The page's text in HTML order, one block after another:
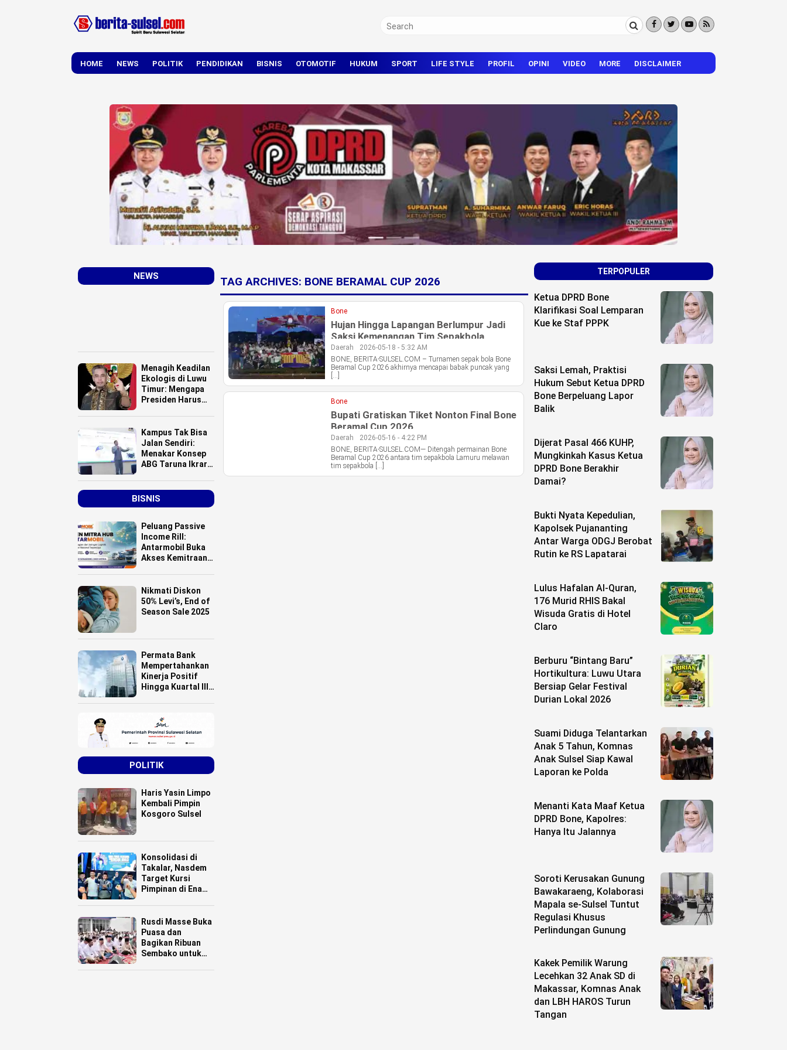
HOME NEWS POLITIK PENDIDIKAN BISNIS OTOMOTIF HUKUM SPORT LIFE STYLE PROFIL OPINI VIDEO MORE DISCLAIMER
NEWS
Menagih Keadilan
Ekologis di Luwu
Timur: Mengapa
Presiden Harus
Smelter HPAL?
Kampus Tak Bisa
Jalan Sendiri:
Menakar Konsep
ABG Taruna Ikrar
BISNIS
Peluang Passive
Income Rill:
Antarmobil Buka
Akses Kemitraan
Lahan se-
Indonesia
Nikmati Diskon
50% Levi’s, End of
Season Sale 2025
Permata Bank
Mempertahankan
Kinerja Positif
Hingga Kuartal III
POLITIK
Haris Yasin Limpo
Kembali Pimpin
Kosgoro Sulsel
Konsolidasi di
Takalar, Nasdem
Target Kursi
Pimpinan di Enam
Rusdi Masse Buka
Puasa dan
Bagikan Ribuan
Sembako untuk
TAG ARCHIVES: BONE BERAMAL CUP 2026
Bone
Hujan Hingga Lapangan Berlumpur Jadi
Saksi Kemenangan Tim Sepakbola
Palakka Bone
Daerah
2026-05-18 - 5:32 AM
BONE, BERITA-SULSEL.COM – Turnamen sepak bola Bone
Beramal Cup 2026 akhirnya mencapai babak puncak yang
[…]
Bone
Bupati Gratiskan Tiket Nonton Final Bone
Beramal Cup 2026
Daerah
2026-05-16 - 4:22 PM
BONE, BERITA-SULSEL.COM— Ditengah permainan Bone
Beramal Cup 2026 antara tim sepakbola Lamuru melawan
tim sepakbola […]
TERPOPULER
Ketua DPRD Bone
Klarifikasi Soal Lemparan
Kue ke Staf PPPK
Saksi Lemah, Praktisi
Hukum Sebut Ketua DPRD
Bone Berpeluang Lapor
Balik
Dijerat Pasal 466 KUHP,
Mungkinkah Kasus Ketua
DPRD Bone Berakhir
Damai?
Bukti Nyata Kepedulian,
Kapolsek Pujananting
Antar Warga ODGJ Berobat
Rutin ke RS Lapatarai
Lulus Hafalan Al-Quran,
176 Murid RHIS Bakal
Wisuda Gratis di Hotel
Claro
Berburu “Bintang Baru”
Hortikultura: Luwu Utara
Bersiap Gelar Festival
Durian Lokal 2026
Suami Diduga Telantarkan
Anak 5 Tahun, Komnas
Anak Sulsel Siap Kawal
Laporan ke Polda
Menanti Kata Maaf Ketua
DPRD Bone, Kapolres:
Hanya Itu Jalannya
Soroti Kerusakan Gunung
Bawakaraeng, Kolaborasi
Mapala se-Sulsel Tuntut
Regulasi Khusus
Perlindungan Gunung
Kakek Pemilik Warung
Lecehkan 32 Anak SD di
Makassar, Komnas Anak
dan LBH HAROS Turun
Tangan